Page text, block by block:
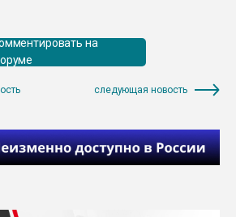
на
следующая новость